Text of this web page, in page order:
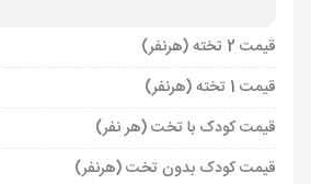
قیمت 2 تخته (هرنفر)
قیمت 1 تخته (هرنفر)
قیمت کودک با تخت (هر نفر)
قیمت کودک بدون تخت (هرنفر)